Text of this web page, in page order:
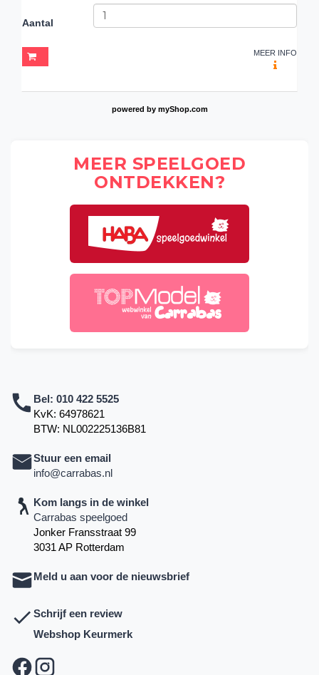
Aantal
MEER INFO
powered by myShop.com
MEER SPEELGOED
ONTDEKKEN?
Bel: 010 422 5525
KvK: 64978621
BTW: NL002225136B81
Stuur een email
info@carrabas.nl
Kom langs in de winkel
Carrabas speelgoed
Jonker Fransstraat 99
3031 AP Rotterdam
Meld u aan voor de nieuwsbrief
Schrijf een review
Webshop Keurmerk